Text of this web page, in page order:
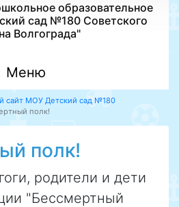
образовательное
сад №180 Советского
Волгограда"
Меню
сайт МОУ Детский сад №180
полк!
полк!
родители и дети
"Бессмертный